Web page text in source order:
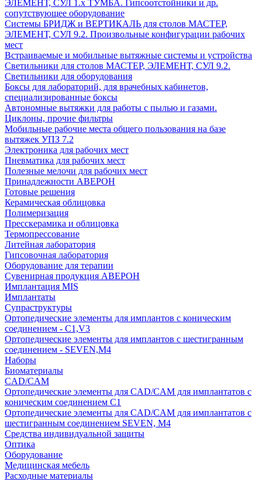
ЭЛЕМЕНТ, СУЛ 1.х ТУМБА. Гипсоотстойники и др.
сопутствующее оборудование
Системы БРИДЖ и ВЕРТИКАЛЬ для столов МАСТЕР,
ЭЛЕМЕНТ, СУЛ 9.2. Произвольные конфигурации рабочих
мест
Встраиваемые и мобильные вытяжные системы и устройства
Светильники для столов МАСТЕР, ЭЛЕМЕНТ, СУЛ 9.2.
Светильники для оборудования
Боксы для лабораторий, для врачебных кабинетов,
специализированные боксы
Автономные вытяжки для работы с пылью и газами.
Циклоны, прочие фильтры
Мобильные рабочие места общего пользования на базе
вытяжек УПЗ 7.2
Электроника для рабочих мест
Пневматика для рабочих мест
Полезные мелочи для рабочих мест
Принадлежности АВЕРОН
Готовые решения
Керамическая облицовка
Полимеризация
Пресскерамика и облицовка
Термопрессование
Литейная лаборатория
Гипсовочная лаборатория
Оборудование для терапии
Сувенирная продукция АВЕРОН
Имплантация MIS
Имплантаты
Супраструктуры
Ортопедические элементы для имплантов с коническим
соединением - C1,V3
Ортопедические элементы для имплантов с шестигранным
соединением - SEVEN,M4
Наборы
Биоматериалы
CAD/CAM
Ортопедические элементы для CAD/CAM для имплантатов с
коническим соединением С1
Ортопедические элементы для CAD/CAM для имплантатов с
шестигранным соединением SEVEN, М4
Средства индивидуальной защиты
Оптика
Оборудование
Медицинская мебель
Расходные материалы